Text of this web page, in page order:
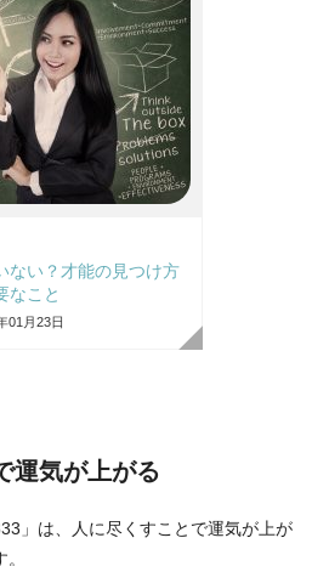
ない？才能の見つけ方
なこと
01月23日
運気が上がる
」は、人に尽くすことで運気が上が